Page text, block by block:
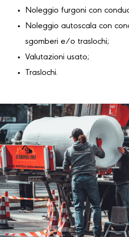
Noleggio furgoni con
Noleggio autoscala con
sgomberi e/o traslochi;
Valutazioni usato;
Traslochi.